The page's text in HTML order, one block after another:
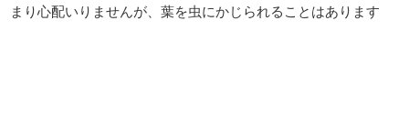
まり心配いりませんが、葉を虫にかじられることはあります